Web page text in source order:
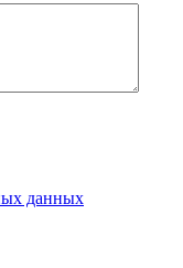
данных